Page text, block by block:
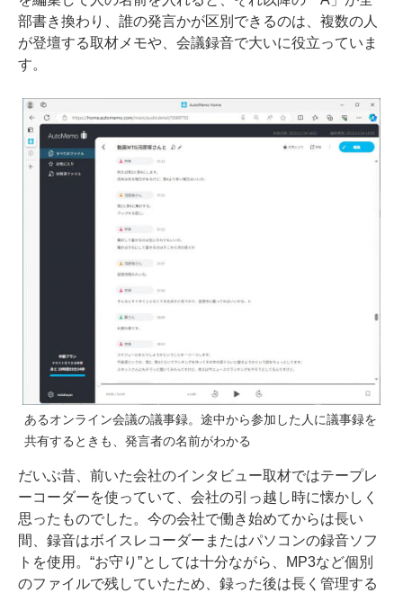
部書き換わり、誰の発言かが区別できるのは、複数の人
が登壇する取材メモや、会議録音で大いに役立っていま
す。
あるオンライン会議の議事録。途中から参加した人に議事録を
共有するときも、発言者の名前がわかる
だいぶ昔、前いた会社のインタビュー取材ではテープレ
ーコーダーを使っていて、会社の引っ越し時に懐かしく
思ったものでした。今の会社で働き始めてからは長い
間、録音はボイスレコーダーまたはパソコンの録音ソフ
トを使用。“お守り”としては十分ながら、MP3など個別
のファイルで残していたため、録った後は長く管理する